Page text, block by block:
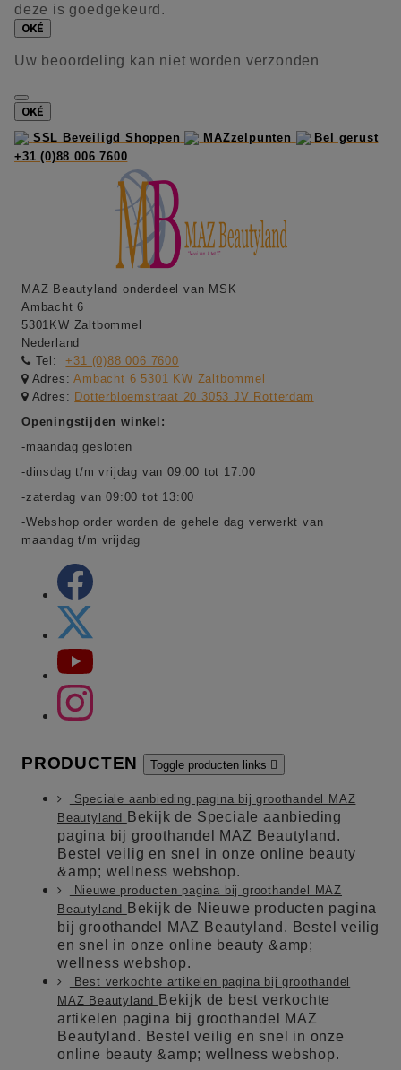
deze is goedgekeurd.
OKÉ
Uw beoordeling kan niet worden verzonden
OKÉ
SSL Beveiligd Shoppen
MAZzelpunten
Bel gerust
+31 (0)88 006 7600
MAZ Beautyland onderdeel van MSK
Ambacht 6
5301KW Zaltbommel
Nederland
Tel:
+31 (0)88 006 7600
Adres:Ambacht 6 5301 KW Zaltbommel
Adres: Dotterbloemstraat 20 3053 JV Rotterdam
Openingstijden winkel:
-maandag gesloten
-dinsdag t/m vrijdag van 09:00 tot 17:00
-zaterdag van 09:00 tot 13:00
-Webshop order worden de gehele dag verwerkt van
maandag t/m vrijdag
PRODUCTEN Toggle producten links 
Speciale aanbieding pagina bij groothandel MAZ
Beautyland
Bekijk de Speciale aanbieding
pagina bij groothandel MAZ Beautyland.
Bestel veilig en snel in onze online beauty
&amp; wellness webshop.
Nieuwe producten pagina bij groothandel MAZ
Beautyland
Bekijk de Nieuwe producten pagina
bij groothandel MAZ Beautyland. Bestel veilig
en snel in onze online beauty &amp;
wellness webshop.
Best verkochte artikelen pagina bij groothandel
MAZ Beautyland
Bekijk de best verkochte
artikelen pagina bij groothandel MAZ
Beautyland. Bestel veilig en snel in onze
online beauty &amp; wellness webshop.